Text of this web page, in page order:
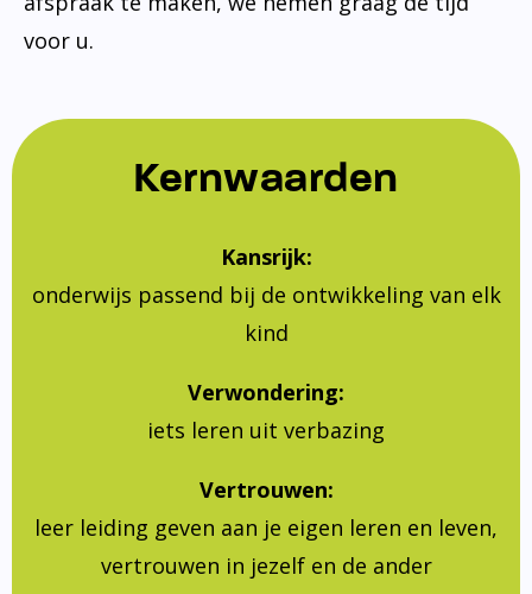
voor u.
Kernwaarden
Kansrijk:
onderwijs passend bij de ontwikkeling van elk
kind
Verwondering:
iets leren uit verbazing
Vertrouwen:
leer leiding geven aan je eigen leren en leven,
vertrouwen in jezelf en de ander